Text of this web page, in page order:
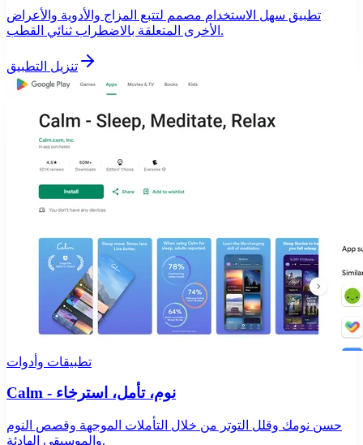
تطبيق سهل الاستخدام مصمم لتتبع المزاج والأدوية والأعراض
الأخرى المتعلقة بالاضطراب ثنائي القطب.
تنزيل التطبيق
تطبيقات وأدوات
Calm - نوم، تأمل، استرخاء
حسن نومك وقلل التوتر من خلال التأملات الموجهة وقصص النوم
والموسيقى الهادئة.